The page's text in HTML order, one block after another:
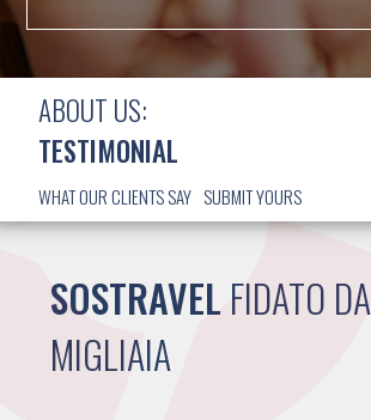
ABOUT US:
TESTIMONIAL
WHAT OUR CLIENTS SAY SUBMIT YOURS
SOSTRAVEL FIDATO DA
MIGLIAIA